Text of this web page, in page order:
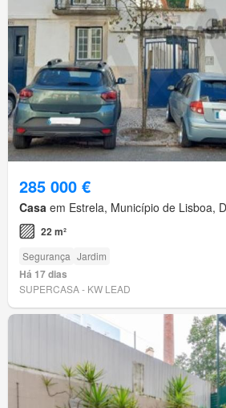
285 000 €
Casa em Estrela, Município de Lisboa,
22 m²
Segurança Jardim
Há 17 dias
SUPERCASA - KW LEAD